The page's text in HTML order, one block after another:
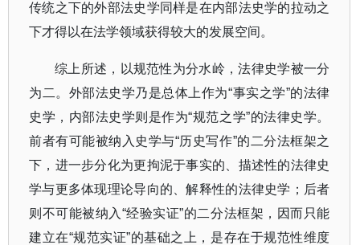
传统之下的外部法史学同样是在内部法史学的拉动之
下才得以在法学领域获得较大的发展空间。
综上所述，以规范性为分水岭，法律史学被一分
为二。外部法史学乃是总体上作为“事实之学”的法律
史学，内部法史学则是作为“规范之学”的法律史学。
前者有可能被纳入史学与“历史写作”的二分法框架之
下，进一步分化为更拘泥于事实的、描述性的法律史
学与更多体现理论导向的、解释性的法律史学；后者
则不可能被纳入 “经验实证”的二分法框架，因而只能
建立在“规范实证”的基础之上，是存在于规范性维度